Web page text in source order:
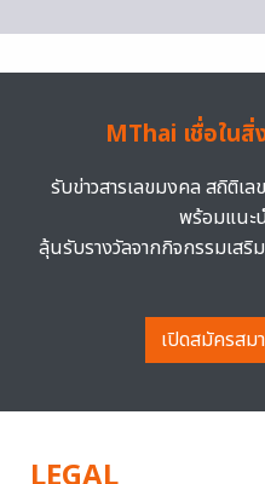
MThai เชื่อในสิ่
รับข่าวสารเลขมงคล สถิติเ
พร้อมแนะ
ลุ้นรับรางวัลจากกิจกรรมเส
เปิดสมัครสม